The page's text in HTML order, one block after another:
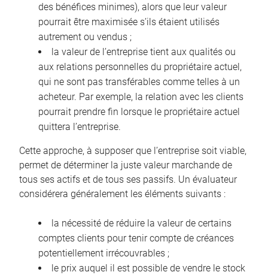
des bénéfices minimes), alors que leur valeur
pourrait être maximisée s’ils étaient utilisés
autrement ou vendus ;
la valeur de l’entreprise tient aux qualités ou
aux relations personnelles du propriétaire actuel,
qui ne sont pas transférables comme telles à un
acheteur. Par exemple, la relation avec les clients
pourrait prendre fin lorsque le propriétaire actuel
quittera l’entreprise.
Cette approche, à supposer que l’entreprise soit viable,
permet de déterminer la juste valeur marchande de
tous ses actifs et de tous ses passifs. Un évaluateur
considérera généralement les éléments suivants :
la nécessité de réduire la valeur de certains
comptes clients pour tenir compte de créances
potentiellement irrécouvrables ;
le prix auquel il est possible de vendre le stock